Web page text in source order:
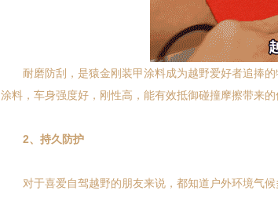
耐磨防刮，是猿金刚装甲涂料成为越野爱好者追捧的
涂料，车身强度好，刚性高，能有效抵御碰撞摩擦带来
2、持久防护
对于喜爱自驾越野的朋友来说，都知道户外环境气候